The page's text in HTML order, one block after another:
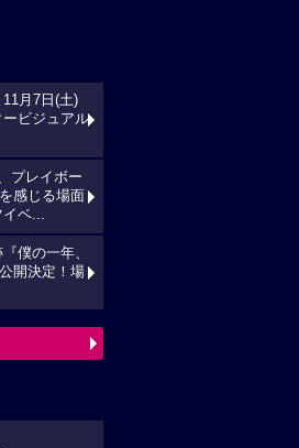
11月7日(土)
ビジュアル
プレイボー
感じる場面
イベ...
僕の一年、
開決定！場